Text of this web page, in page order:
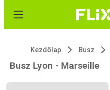
Kezdőlap Busz
Busz Lyon - Marseille